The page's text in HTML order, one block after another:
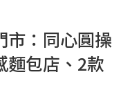
市：同心圓操
麵包店、2款